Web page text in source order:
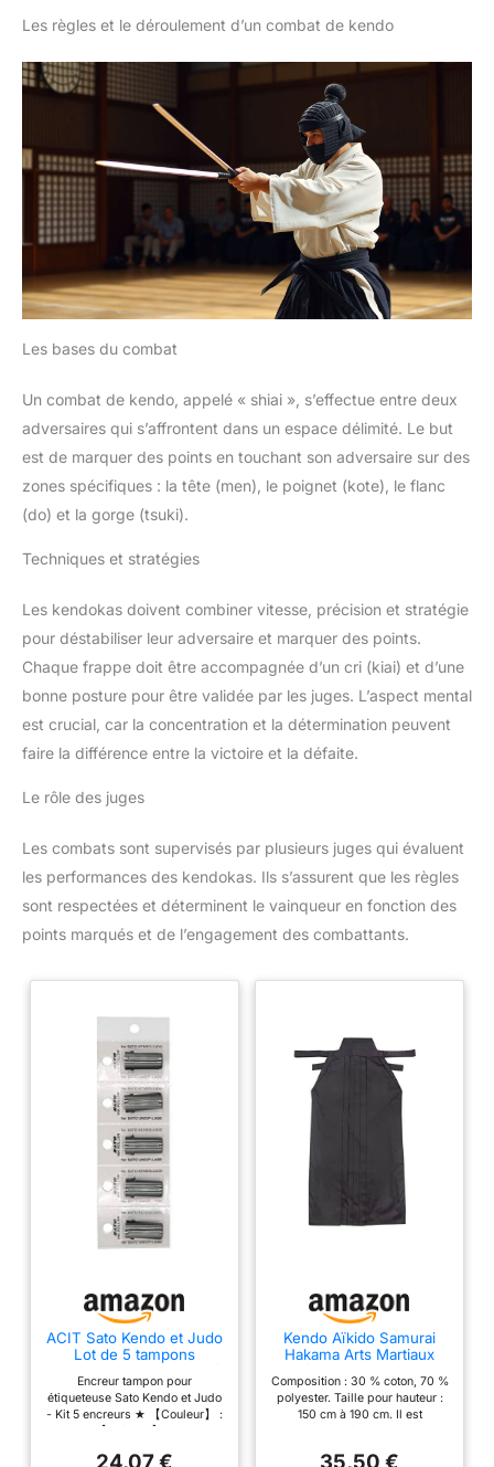
Les règles et le déroulement d’un combat de kendo
Les bases du combat
Un combat de kendo, appelé « shiai », s’effectue entre deux
adversaires qui s’affrontent dans un espace délimité. Le but
est de marquer des points en touchant son adversaire sur des
zones spécifiques : la tête (men), le poignet (kote), le flanc
(do) et la gorge (tsuki).
Techniques et stratégies
Les kendokas doivent combiner vitesse, précision et stratégie
pour déstabiliser leur adversaire et marquer des points.
Chaque frappe doit être accompagnée d’un cri (kiai) et d’une
bonne posture pour être validée par les juges. L’aspect mental
est crucial, car la concentration et la détermination peuvent
faire la différence entre la victoire et la défaite.
Le rôle des juges
Les combats sont supervisés par plusieurs juges qui évaluent
les performances des kendokas. Ils s’assurent que les règles
sont respectées et déterminent le vainqueur en fonction des
points marqués et de l’engagement des combattants.
ACIT Sato Kendo et Judo
Lot de 5 tampons
encreurs pour Machine à
mesurer
Encreur tampon pour
étiqueteuse Sato Kendo et Judo
- Kit 5 encreurs ★ 【Couleur】 :
noir ★ 【 Pièces 】 : kit de 5
longue durée avec adhésif
24,07 €
Kendo Aïkido Samurai
Hakama Arts Martiaux
Chemises Costumes, 175
cm
Composition : 30 % coton, 70 %
polyester. Taille pour hauteur :
150 cm à 190 cm. Il est
plus fort. Peut être un t-shirt
35,50 €